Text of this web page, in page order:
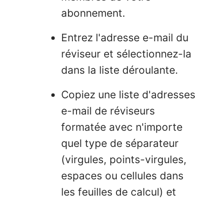
abonnement.
Entrez l'adresse e-mail du
réviseur et sélectionnez-la
dans la liste déroulante.
Copiez une liste d'adresses
e-mail de réviseurs
formatée avec n'importe
quel type de séparateur
(virgules, points-virgules,
espaces ou cellules dans
les feuilles de calcul) et